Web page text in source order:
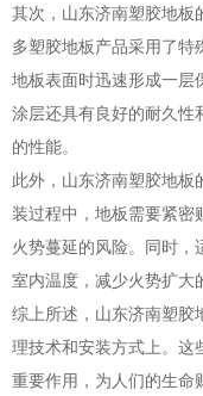
其次，山东济南塑胶地板
多塑胶地板产品采用了特
地板表面时迅速形成一层
涂层还具有良好的耐久性
的性能。
此外，山东济南塑胶地板
装过程中，地板需要紧密
火势蔓延的风险。同时，
室内温度，减少火势扩大
综上所述，山东济南塑胶
理技术和安装方式上。这
重要作用，为人们的生命